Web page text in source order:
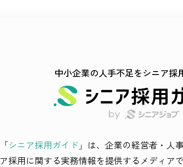
中小企業の人手不足をシニア採
「シニア採用ガイド 」は、企業の経営者・人
ア採用に関する実務情報を提供するメディア